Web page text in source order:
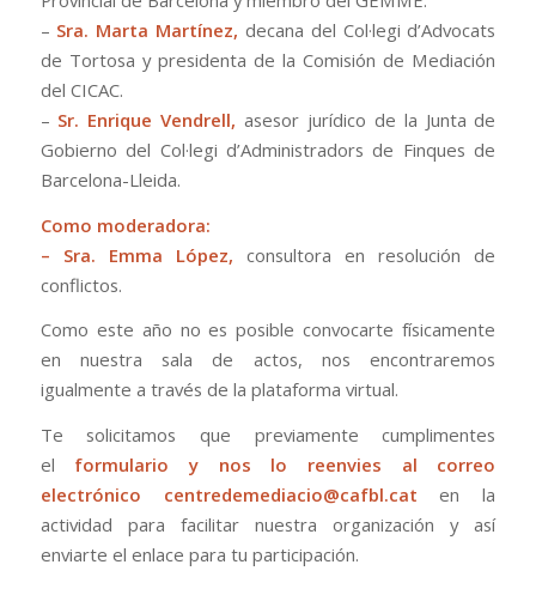
– Sra. Marta Martínez, decana del Col·legi d’Advocats
de Tortosa y presidenta de la Comisión de Mediación
del CICAC.
– Sr. Enrique Vendrell, asesor jurídico de la Junta de
Gobierno del Col·legi d’Administradors de Finques de
Barcelona-Lleida.
Como moderadora:
– Sra. Emma López, consultora en resolución de
conflictos.
Como este año no es posible convocarte físicamente
en nuestra sala de actos, nos encontraremos
igualmente a través de la plataforma virtual.
Te solicitamos que previamente cumplimentes
el formulario
y nos lo reenvies al correo
electrónico
centredemediacio@cafbl.cat en la
actividad para facilitar nuestra organización y así
enviarte el enlace para tu participación.